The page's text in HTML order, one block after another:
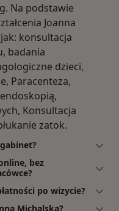
Na podstawie
Joanna
konsultacja
badania
dzieci,
Paracenteza,
Konsultacja
zatok.
bez
po wizycie?
Michalska?